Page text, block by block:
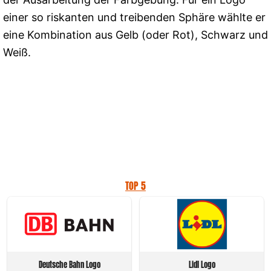
einer so riskanten und treibenden Sphäre wählte er
eine Kombination aus Gelb (oder Rot), Schwarz und
Weiß.
TOP 5
Deutsche Bahn Logo Lidl Logo